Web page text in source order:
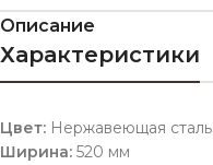
Описание
Характеристики
Цвет: Нержавеющая сталь
Ширина: 520 мм